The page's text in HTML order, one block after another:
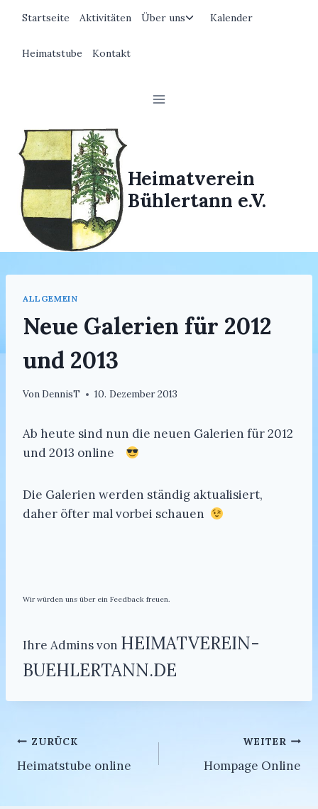
springen
Startseite Aktivitäten Über uns
Untermenü
Kalender
Heimatstube Kontakt
Heimatverein
Bühlertann e.V.
ALLGEMEIN
Neue Galerien für 2012
und 2013
VonDennisT 10. Dezember 2013
Ab heute sind nun die neuen Galerien für 2012
und 2013 online
Die Galerien werden ständig aktualisiert,
daher öfter mal vorbei schauen
Wir würden uns über ein Feedback freuen.
Ihre Admins von HEIMATVEREIN-
BUEHLERTANN.DE
Beitragsnavigation
ZURÜCK
Heimatstube online
WEITER
Hompage Online